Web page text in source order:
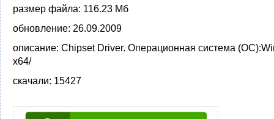
размер файла: 116.23 Мб
обновление: 26.09.2009
описание: Chipset Driver. Операционная система
x64/
скачали: 15427